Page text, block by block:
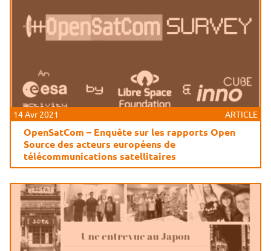
14 Avr 2021 ARTICLE
OpenSatCom – Enquête sur les rapports Open
Source des acteurs européens de
télécommunications satellitaires